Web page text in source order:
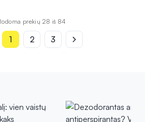
prekių 28 iš 84
1 2 3